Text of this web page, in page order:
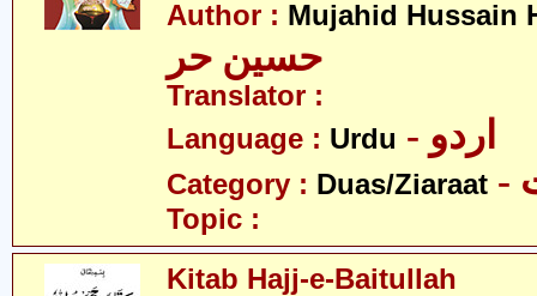
Author : Mujahid Hussain
حسین حر
Translator :
Language : Urdu - اردو
Category : Duas/Ziaraat
Topic :
Kitab Hajj-e-Baitullah